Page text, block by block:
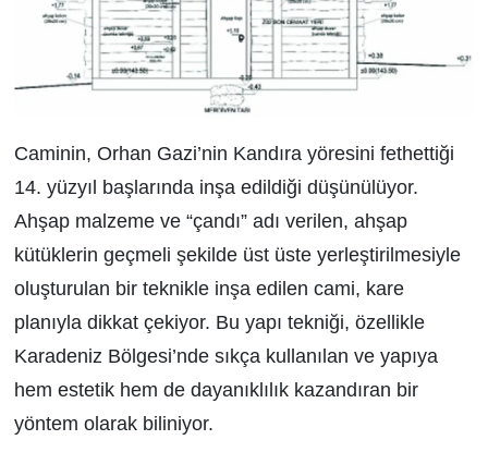
Caminin, Orhan Gazi’nin Kandıra yöresini fethettiği
14. yüzyıl başlarında inşa edildiği düşünülüyor.
Ahşap malzeme ve “çandı” adı verilen, ahşap
kütüklerin geçmeli şekilde üst üste yerleştirilmesiyle
oluşturulan bir teknikle inşa edilen cami, kare
planıyla dikkat çekiyor. Bu yapı tekniği, özellikle
Karadeniz Bölgesi’nde sıkça kullanılan ve yapıya
hem estetik hem de dayanıklılık kazandıran bir
yöntem olarak biliniyor.